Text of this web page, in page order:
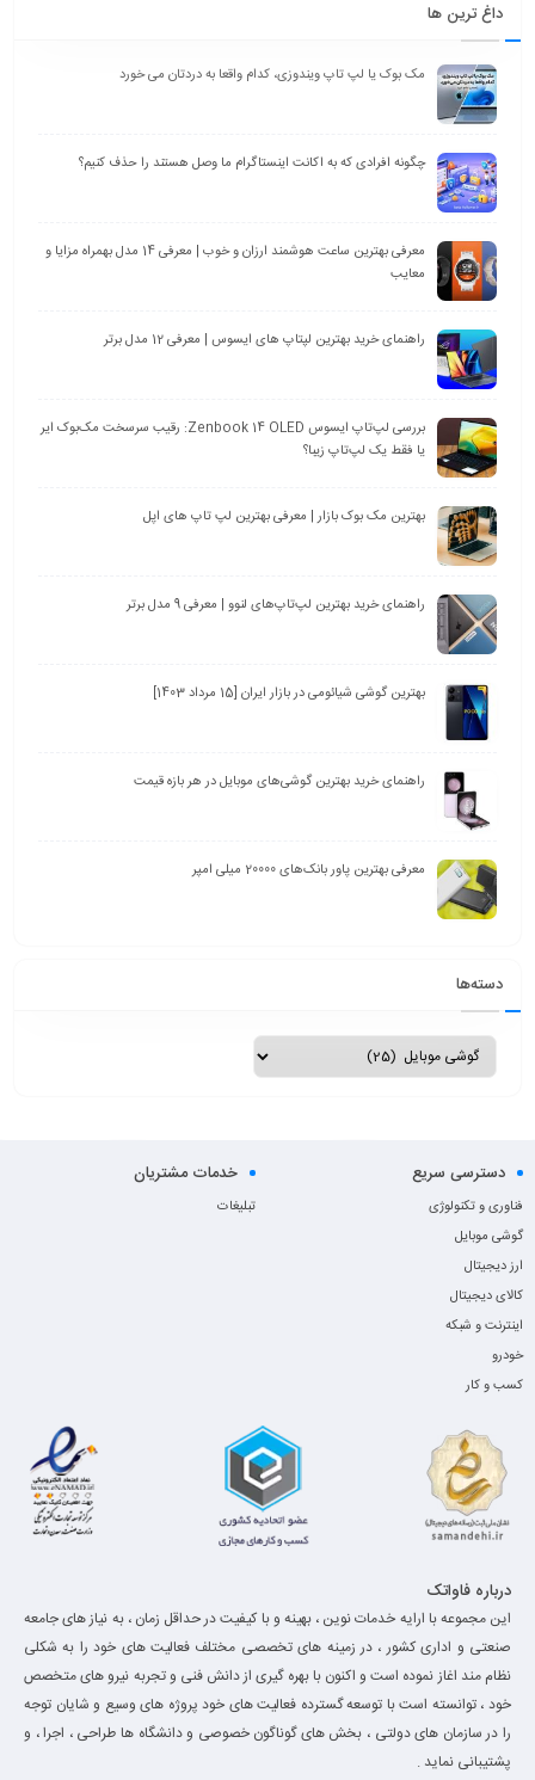
داغ ترین ها
مک بوک یا لپ تاپ ویندوزی، کدام واقعا به دردتان می خورد
چگونه افرادی که به اکانت اینستاگرام ما وصل هستند را حذف کنیم؟
معرفی بهترین ساعت هوشمند ارزان و خوب | معرفی 14 مدل بهمراه مزایا و
معایب
راهنمای خرید بهترین لپتاپ های ایسوس | معرفی 12 مدل برتر
بررسی لپ‌تاپ ایسوس Zenbook 14 OLED: رقیب سرسخت مک‌بوک ایر
یا فقط یک لپ‌تاپ زیبا؟
بهترین مک بوک بازار | معرفی بهترین لپ تاپ های اپل
راهنمای خرید بهترین لپ‌تاپ‌های لنوو | معرفی 9 مدل برتر
بهترین گوشی شیائومی در بازار ایران [15 مرداد 1403]
راهنمای خرید بهترین گوشی‌های موبایل در هر بازه قیمت
معرفی بهترین پاور بانک‌های 20000 میلی امپر
دسته‌ها
دسترسی سریع
فناوری و تکنولوژی
گوشی موبایل
ارز دیجیتال
کالای دیجیتال
اینترنت و شبکه
خودرو
کسب و کار
خدمات مشتریان
تبلیغات
درباره فاواتک
این مجموعه با ارایه خدمات نوین ، بهینه و با کیفیت در حداقل زمان ، به نیاز های جامعه
صنعتی و اداری کشور ، در زمینه های تخصصی مختلف فعالیت های خود را به شکلی
نظام مند اغاز نموده است و اکنون با بهره گیری از دانش فنی و تجربه نیرو های متخصص
خود ، توانسته است با توسعه گسترده فعالیت های خود پروژه های وسیع و شایان توجه
را در سازمان های دولتی ، بخش های گوناگون خصوصی و دانشگاه ها طراحی ، اجرا ، و
پشتیبانی نماید .